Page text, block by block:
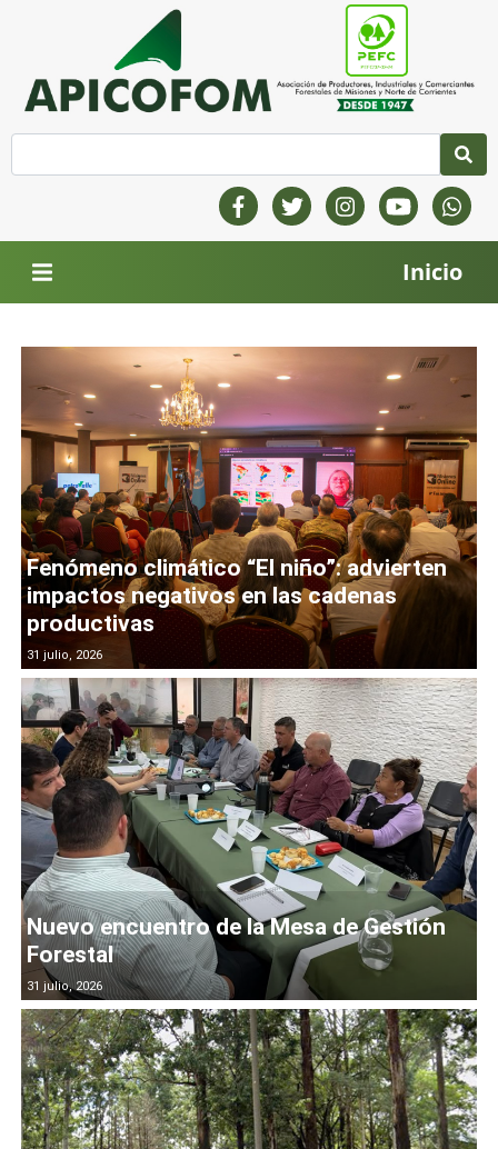
Inicio
Fenómeno climático “El niño”: advierten
impactos negativos en las cadenas
productivas
31 julio, 2026
Nuevo encuentro de la Mesa de Gestión
Forestal
31 julio, 2026